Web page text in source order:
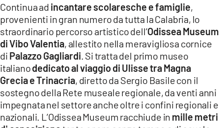
Network
LACPLAY.IT
LACTV.IT
LACONAIR.IT
LACITYMAG.IT
ILREGGINO.IT
Continua ad incantare scolaresche e famiglie,
provenienti in gran numero da tutta la Calabria, lo
straordinario percorso artistico dell’Odissea Museum
di Vibo Valentia, allestito nella meravigliosa cornice
di Palazzo Gagliardi . Si tratta del primo museo
italianodedicato al viaggio di Ulisse tra Magna
Grecia e Trinacria, diretto da Sergio Basile con il
sostegno della Rete museale regionale, da venti anni
impegnata nel settore anche oltre i confini regionali e
nazionali. L’Odissea Museum racchiude in mille metri